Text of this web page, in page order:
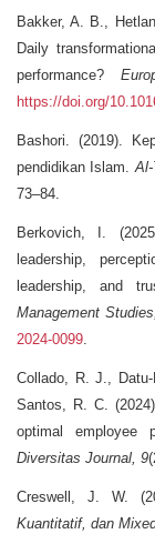
Bakker, A. B.,
Daily
performance?
https://doi.org/
Bashori. (2019).
pendidikan Islam.
73–84.
Berkovich, I.
leadership,
leadership, and
Management
2024-0099.
Collado, R. J.,
Santos, R. C.
optimal employee
Diversitas Journal, 9
Creswell, J. W.
Kuantitatif, dan